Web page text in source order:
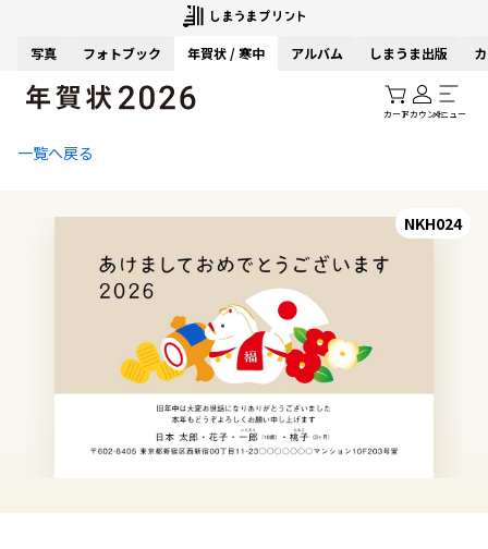
写真 フォトブック 年賀状 / 寒中 アルバム しまうま出版
カートアカウントメニュー
一覧へ戻る
NKH024